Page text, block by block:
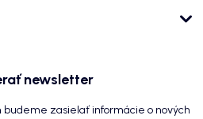
newsletter
zasielať informácie o nových